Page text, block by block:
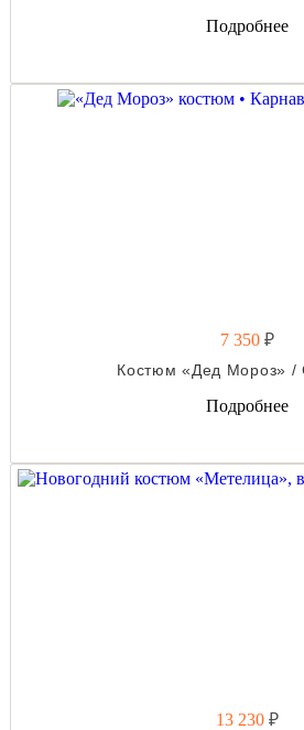
Подробнее
7 350 ₽
Костюм «Дед Мороз» /
Подробнее
13 230 ₽